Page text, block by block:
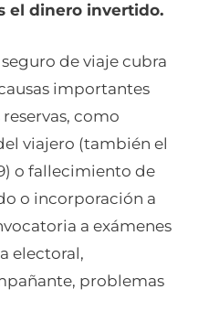
el dinero invertido.
de viaje cubra
importantes
como
viajero (también el
o fallecimiento de
o incorporación a
a exámenes
electoral,
problemas